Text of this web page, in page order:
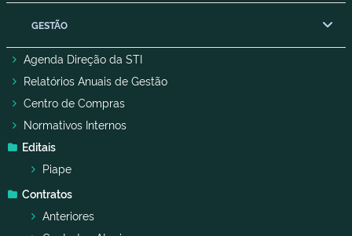
GESTÃO
Agenda Direção da STI
Relatórios Anuais de Gestão
Centro de Compras
Normativos Internos
Editais
Piape
Contratos
Anteriores